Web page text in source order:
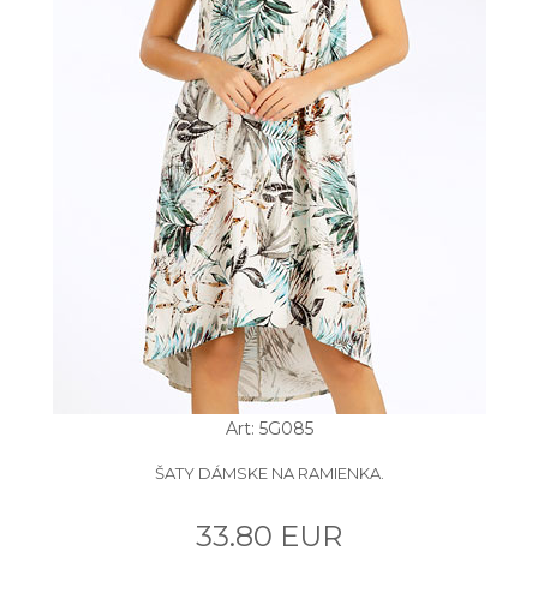
Art: 5G085
ŠATY DÁMSKE NA RAMIENKA.
33.80 EUR